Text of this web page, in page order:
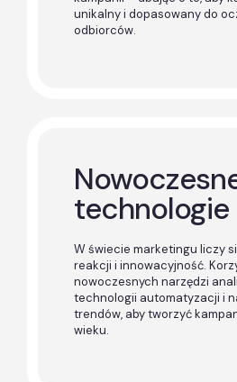
unikalny i dopasowany do
odbiorców.
technologie
W świecie marketingu liczy
reakcji i innowacyjność.
nowoczesnych narzędzi
technologii automatyzacji i
trendów, aby tworzyć
wieku.